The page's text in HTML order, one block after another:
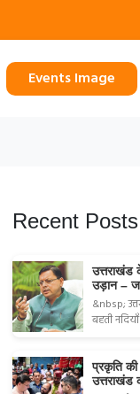
Events Image
Recent Posts
उत्तराखंड
उड़ान –
&nbsp;
बहती
प्रकृति की
उत्तराखंड